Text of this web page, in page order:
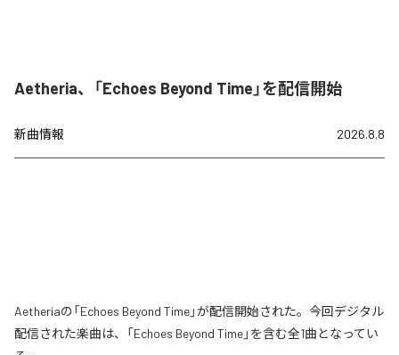
Aetheria、「Echoes Beyond Time」を配信開始
新曲情報 2026.8.8
Aetheriaの「Echoes Beyond Time」が配信開始された。今回デジタル
配信された楽曲は、「Echoes Beyond Time」を含む全1曲となってい